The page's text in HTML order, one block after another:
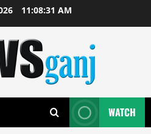
11:08:32 AM
WATCH